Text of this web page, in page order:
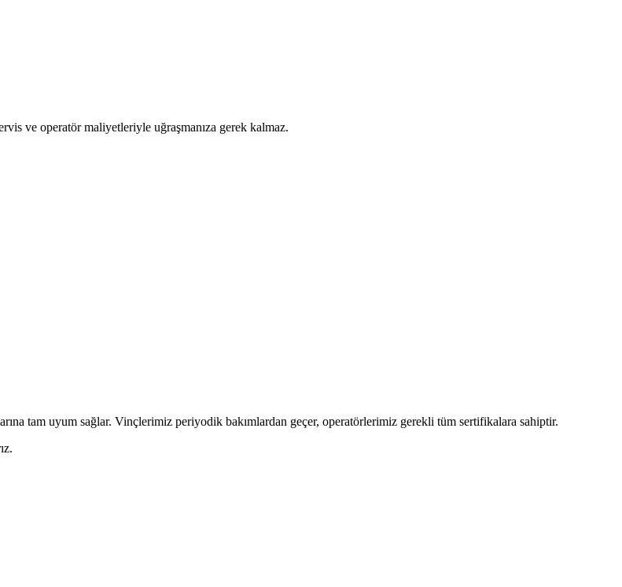
ve operatör maliyetleriyle uğraşmanıza gerek kalmaz.
tam uyum sağlar. Vinçlerimiz periyodik bakımlardan geçer, operatörlerimiz gerekli tüm sertifikalara sahiptir.